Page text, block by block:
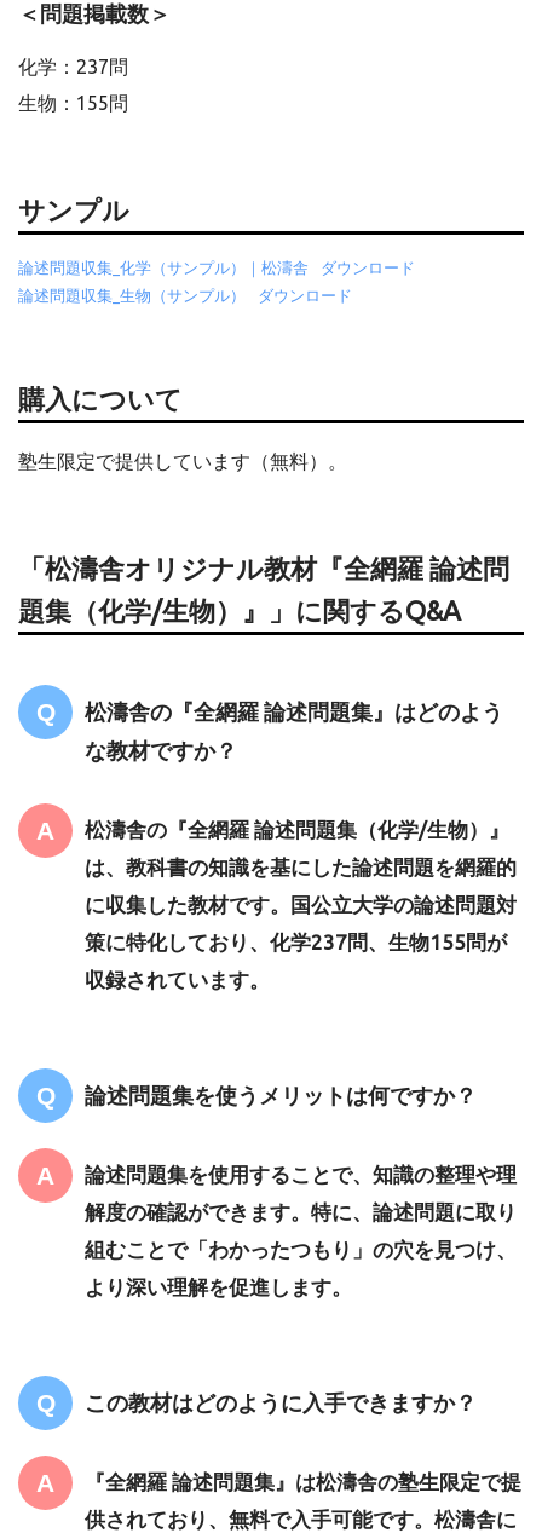
＜問題掲載数＞
化学：237問
生物：155問
サンプル
論述問題収集_化学（サンプル）｜松濤舎
ダウンロード
論述問題収集_生物（サンプル）
ダウンロード
購入について
塾生限定で提供しています（無料）。
「松濤舎オリジナル教材『全網羅 論述問
題集（化学/生物）』」に関するQ&A
松濤舎の『全網羅 論述問題集』はどのよう
な教材ですか？
松濤舎の『全網羅 論述問題集（化学/生物）』
は、教科書の知識を基にした論述問題を網羅的
に収集した教材です。国公立大学の論述問題対
策に特化しており、化学237問、生物155問が
収録されています。
論述問題集を使うメリットは何ですか？
論述問題集を使用することで、知識の整理や理
解度の確認ができます。特に、論述問題に取り
組むことで「わかったつもり」の穴を見つけ、
より深い理解を促進します。
この教材はどのように入手できますか？
『全網羅 論述問題集』は松濤舎の塾生限定で提
供されており、無料で入手可能です。松濤舎に